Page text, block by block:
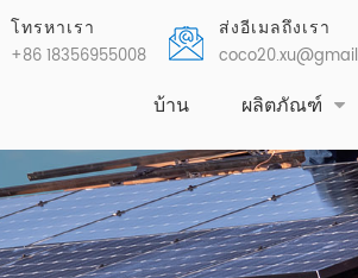
โทรหาเรา
+86 18356955008
ส่งอีเมลถึงเรา
บ้าน ผลิตภัณฑ์